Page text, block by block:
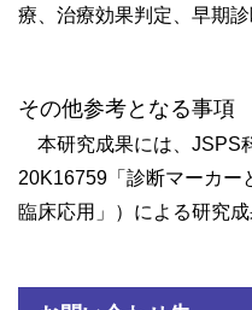
療、治療効果判定、早期
その他参考となる事項
本研究成果には、JSPS
20K16759「診断マーカー
臨床応用」）による研究成